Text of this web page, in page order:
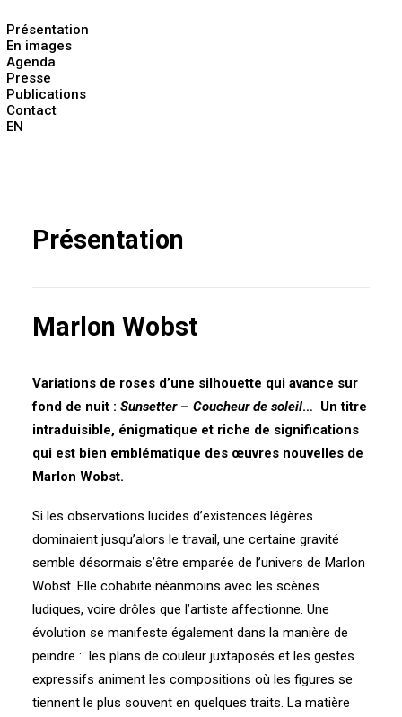
Présentation
En images
Agenda
Presse
Publications
Contact
EN
Présentation
Marlon Wobst
Variations de roses d’une silhouette qui avance sur
fond de nuit : Sunsetter – Coucheur de soleil… Un titre
intraduisible, énigmatique et riche de significations
qui est bien emblématique des œuvres nouvelles de
Marlon Wobst.
Si les observations lucides d’existences légères
dominaient jusqu’alors le travail, une certaine gravité
semble désormais s’être emparée de l’univers de Marlon
Wobst. Elle cohabite néanmoins avec les scènes
ludiques, voire drôles que l’artiste affectionne. Une
évolution se manifeste également dans la manière de
peindre : les plans de couleur juxtaposés et les gestes
expressifs animent les compositions où les figures se
tiennent le plus souvent en quelques traits. La matière